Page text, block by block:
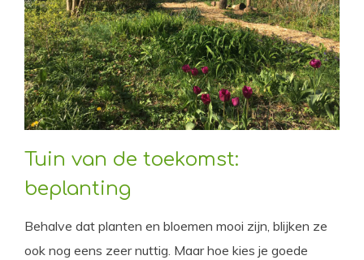
Tuin van de toekomst:
beplanting
Behalve dat planten en bloemen mooi zijn, blijken ze
ook nog eens zeer nuttig. Maar hoe kies je goede